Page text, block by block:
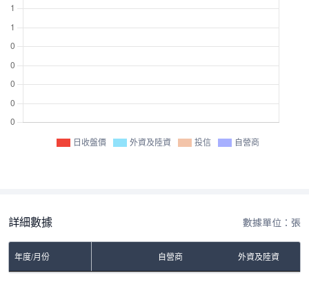
日收盤價 外資及陸資 投信 自營商
詳細數據 數據單位：張
年度/月份 自營商 外資及陸資